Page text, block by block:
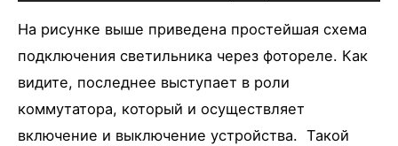
На рисунке выше приведена простейшая схема
подключения светильника через фотореле. Как
видите, последнее выступает в роли
коммутатора, который и осуществляет
включение и выключение устройства. Такой